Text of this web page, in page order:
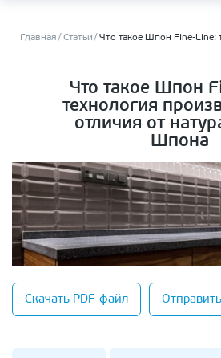
Главная Статьи Что такое Шпон Fine-Line:
Что такое Шпон
технология
отличия от
Шпона
Скачать PDF-файл